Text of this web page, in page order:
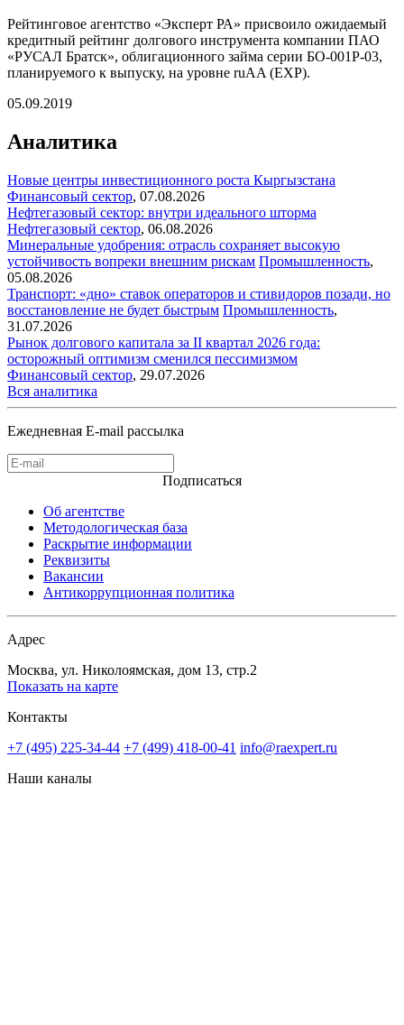
Рейтинговое агентство «Эксперт РА» присвоило ожидаемый
кредитный рейтинг долгового инструмента компании ПАО
«РУСАЛ Братск», облигационного займа серии БО-001Р-03,
планируемого к выпуску, на уровне ruAA (EXP).
05.09.2019
Аналитика
Новые центры инвестиционного роста Кыргызстана
Финансовый сектор, 07.08.2026
Нефтегазовый сектор: внутри идеального шторма
Нефтегазовый сектор, 06.08.2026
Минеральные удобрения: отрасль сохраняет высокую
устойчивость вопреки внешним рискам Промышленность,
05.08.2026
Транспорт: «дно» ставок операторов и стивидоров позади, но
восстановление не будет быстрым Промышленность,
31.07.2026
Рынок долгового капитала за II квартал 2026 года:
осторожный оптимизм сменился пессимизмом
Финансовый сектор, 29.07.2026
Вся аналитика
Ежедневная E-mail рассылка
Подписаться
Об агентстве
Методологическая база
Раскрытие информации
Реквизиты
Вакансии
Антикоррупционная политика
Адрес
Москва, ул. Николоямская, дом 13, стр.2
Показать на карте
Контакты
+7 (495) 225-34-44 +7 (499) 418-00-41 info@raexpert.ru
Наши каналы